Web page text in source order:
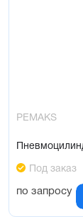
PEMAKS
Под заказ
по запросу